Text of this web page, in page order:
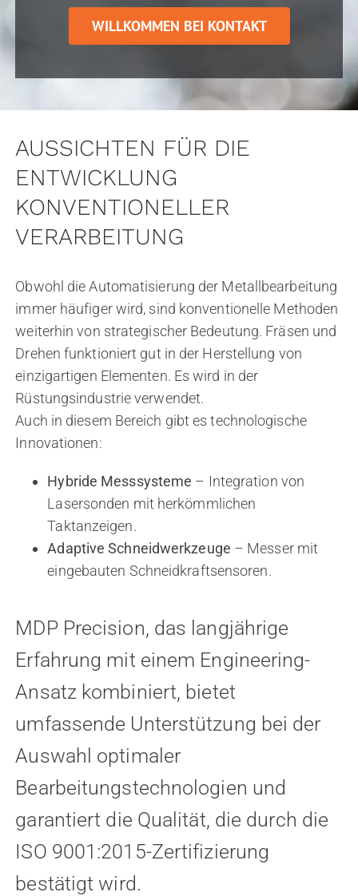
WILLKOMMEN BEI KONTAKT
AUSSICHTEN FÜR DIE
ENTWICKLUNG
KONVENTIONELLER
VERARBEITUNG
Obwohl die Automatisierung der Metallbearbeitung
immer häufiger wird, sind konventionelle Methoden
weiterhin von strategischer Bedeutung. Fräsen und
Drehen funktioniert gut in der Herstellung von
einzigartigen Elementen. Es wird in der
Rüstungsindustrie verwendet.
Auch in diesem Bereich gibt es technologische
Innovationen:
Hybride Messsysteme – Integration von
Lasersonden mit herkömmlichen
Taktanzeigen.
Adaptive Schneidwerkzeuge – Messer mit
eingebauten Schneidkraftsensoren.
MDP Precision, das langjährige
Erfahrung mit einem Engineering-
Ansatz kombiniert, bietet
umfassende Unterstützung bei der
Auswahl optimaler
Bearbeitungstechnologien und
garantiert die Qualität, die durch die
ISO 9001:2015-Zertifizierung
bestätigt wird.